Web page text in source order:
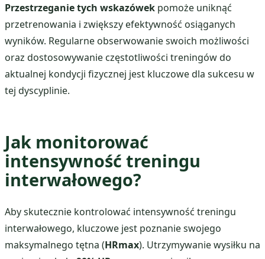
Przestrzeganie tych wskazówek pomoże uniknąć
przetrenowania i zwiększy efektywność osiąganych
wyników. Regularne obserwowanie swoich możliwości
oraz dostosowywanie częstotliwości treningów do
aktualnej kondycji fizycznej jest kluczowe dla sukcesu w
tej dyscyplinie.
Jak monitorować
intensywność treningu
interwałowego?
Aby skutecznie kontrolować intensywność treningu
interwałowego, kluczowe jest poznanie swojego
maksymalnego tętna (HRmax). Utrzymywanie wysiłku na